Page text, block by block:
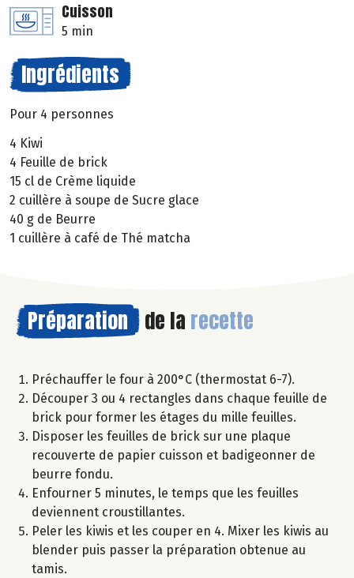
Cuisson
5 min
Ingrédients
Pour 4 personnes
4 Kiwi
4 Feuille de brick
15 cl de Crème liquide
2 cuillère à soupe de Sucre glace
40 g de Beurre
1 cuillère à café de Thé matcha
Préparation de la recette
Préchauffer le four à 200°C (thermostat 6-7).
Découper 3 ou 4 rectangles dans chaque feuille de
brick pour former les étages du mille feuilles.
Disposer les feuilles de brick sur une plaque
recouverte de papier cuisson et badigeonner de
beurre fondu.
Enfourner 5 minutes, le temps que les feuilles
deviennent croustillantes.
Peler les kiwis et les couper en 4. Mixer les kiwis au
blender puis passer la préparation obtenue au
tamis.